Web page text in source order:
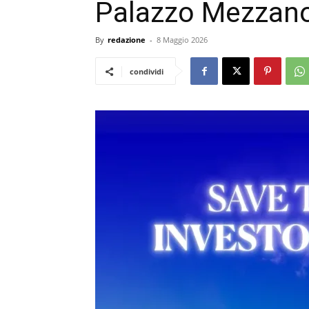
Palazzo
By redazione - 8 Maggio 2026
condividi